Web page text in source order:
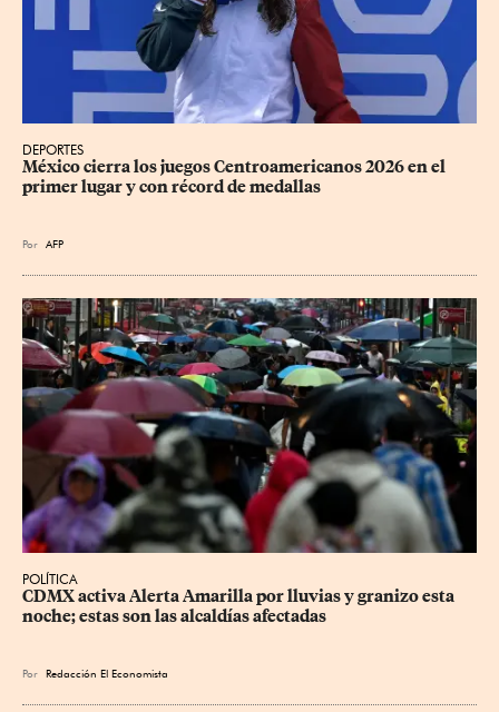
DEPORTES
México cierra los juegos Centroamericanos 2026 en el
primer lugar y con récord de medallas
Por AFP
POLÍTICA
CDMX activa Alerta Amarilla por lluvias y granizo esta
noche; estas son las alcaldías afectadas
Por Redacción El Economista